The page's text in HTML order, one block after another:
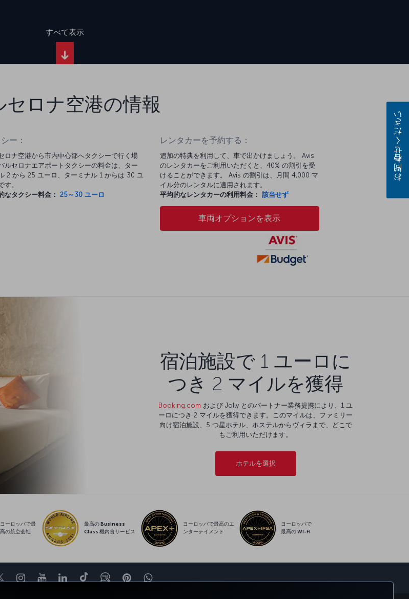
すべて表示
セロナ空港の情報
ー：
ロナ空港から市内中心部へタクシーで行く場
ルセロナエアポートタクシーの料金は、ター
2 から 25 ユーロ、ターミナル 1 からは 30 ユ
す。
なタクシー料金：
25～30 ユーロ
レンタカーを予約する：
追加の特典を利用して、車で出かけましょう。 Avis
のレンタカーをご利用いただくと、40% の割引を受
けることができます。 Avis の割引は、月間 4,000 マ
イル分のレンタルに適用されます。
平均的なレンタカーの利用料金： 該当せず
車両オプションを表示
宿泊施設で 1 ユーロに
つき 2 マイルを獲得
Booking.com および Jolly とのパートナー業務提携により、1 ユ
ーロにつき 2 マイルを獲得できます。このマイルは、ファミリー
向け宿泊施設、5 つ星ホテル、ホステルからヴィラまで、どこで
もご利用いただけます。
ホテルを選択
ヨーロッパで最
高の航空会社
最高の Business
Class 機内食サービス
ヨーロッパで最高のエ
ンターテイメント
ヨーロッパで
最高の WI-FI
TwitterInstagram
YouTubeLinkedIn
TiktokブログPinterestWhatsApp
お問い合わせください